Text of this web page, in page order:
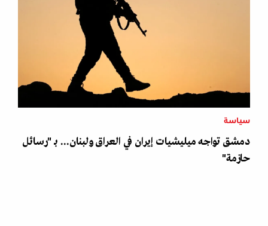
سياسة
دمشق تواجه ميليشيات إيران في العراق ولبنان... بـ "رسائل
حازمة"